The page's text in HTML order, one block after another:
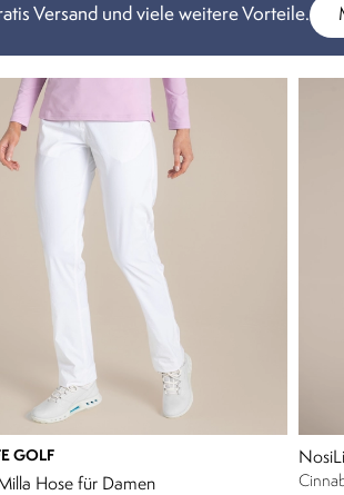
Versand und viele weitere Vorteile.
GOLF
Hose für Damen